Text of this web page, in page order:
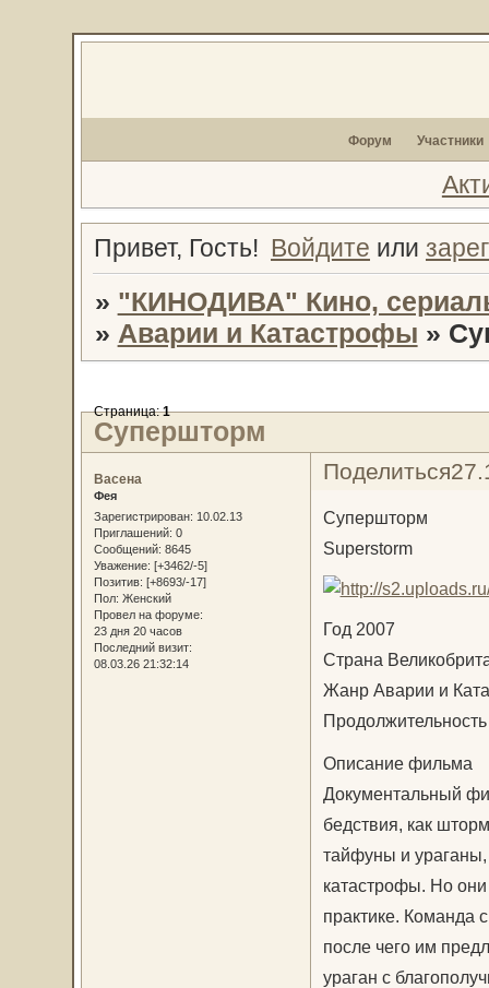
Форум Участники
Привет, Гость! Войдите или
» "КИНОДИВА" Кино,
» Аварии и Катастрофы »
Супершторм
Страница:1
Поделиться
Васена
Фея
Зарегистрирован: 10.02.13
Приглашений: 0
Сообщений: 8645
Уважение: [+3462/-5]
Позитив: [+8693/-17]
Пол: Женский
Провел на форуме:
23 дня 20 часов
Последний визит:
08.03.26 21:32:14
Супершторм
Superstorm
Год 2007
Страна
Жанр Аварии и
Описание фильма
Документальный
бедствия, как
тайфуны и
катастрофы. Но
практике. Команда
после чего им
ураган с